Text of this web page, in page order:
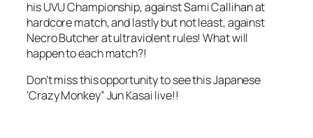
his UVU Championship, against Sami Callihan at
hardcore match, and lastly but not least, against
Necro Butcher at ultraviolent rules! What will
happen to each match?!
Don’t miss this opportunity to see this Japanese
‘Crazy Monkey” Jun Kasai live!!